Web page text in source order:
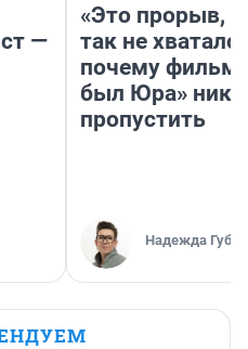
—
«Это прорыв,
так не
почему фильм
был Юра»
пропустить
Надежда